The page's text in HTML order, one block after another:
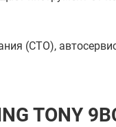
(СТО),
TONY